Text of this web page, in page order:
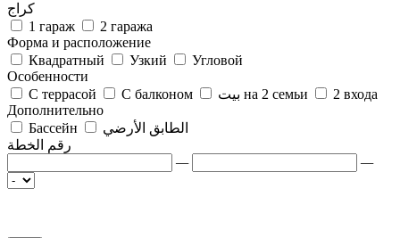
كراج
1 гараж
2 гаража
Форма и расположение
Квадратный
Узкий
Угловой
Особенности
С террасой
С балконом بيت на 2 семьи
2 входа
Дополнительно
Бассейн
الطابق الأرضي
رقم الخطة
—
—